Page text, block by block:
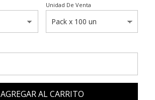
Unidad De Venta
AGREGAR AL CARRITO